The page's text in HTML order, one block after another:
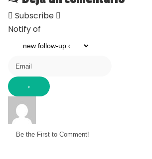
Subscribe
Notify of